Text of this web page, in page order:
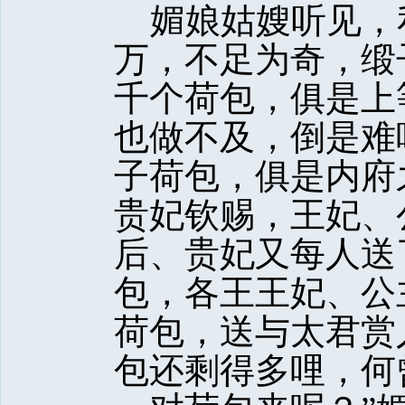
媚娘姑嫂听见，
万，不足为奇，
千个荷包，俱是
也做不及，倒是
子荷包，俱是内
贵妃钦赐，王妃
后、贵妃又每人
包，各王王妃、
荷包，送与太君
包还剩得多哩，